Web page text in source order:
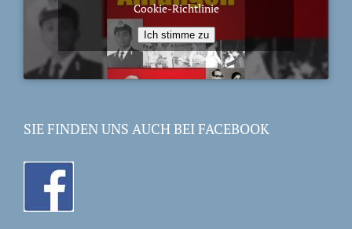
Cookie-Richtlinie
Ich stimme zu
SIE FINDEN UNS AUCH BEI FACEBOOK